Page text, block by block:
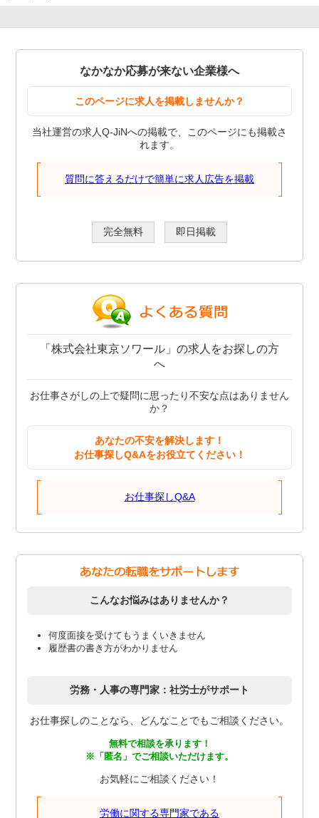
なかなか応募が来ない企業様へ
このページに求人を掲載しませんか？
当社運営の求人Q-JiNへの掲載で、このページにも掲載さ
れます。
質問に答えるだけで簡単に求人広告を掲載
完全無料 即日掲載
「株式会社東京ソワール」の求人をお探しの方
へ
お仕事さがしの上で疑問に思ったり不安な点はありません
か？
あなたの不安を解決します！
お仕事探しQ&Aをお役立てください！
お仕事探しQ&A
こんなお悩みはありませんか？
何度面接を受けてもうまくいきません
履歴書の書き方がわかりません
労務・人事の専門家：社労士がサポート
お仕事探しのことなら、どんなことでもご相談ください。
無料で相談を承ります！
※「匿名」でご相談いただけます。
お気軽にご相談ください！
労働に関する専門家である